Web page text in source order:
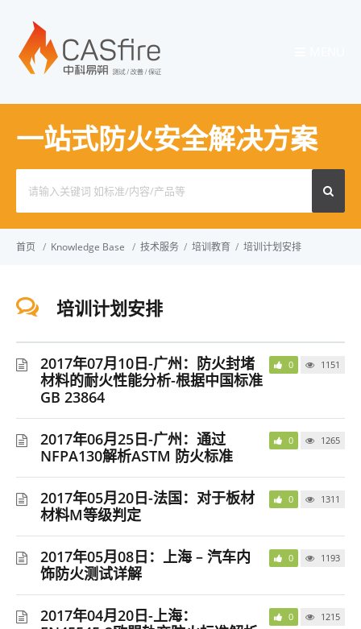
一站式防火安全解决方案
for:
首页 / Knowledge Base / 技术服务 / 培训教育 / 培训计划安排
培训计划安排
2017年07月10日-广州：防火封堵
材料的耐火性能分析-根据中国标准
GB 23864
0 1151
2017年06月25日-广州：通过
NFPA130解析ASTM 防火标准
0 1265
2017年05月20日-法国：对于板材
材料M等级判定
0 1311
2017年05月08日：上海 – 汽车内
饰防火测试详解
0 1193
2017年04月20日-上海：
0 1215